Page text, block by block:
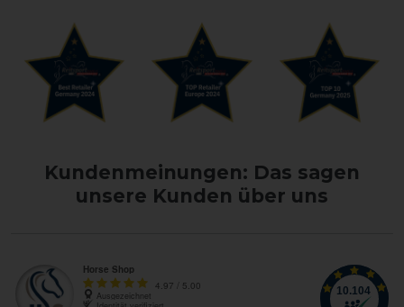
Kundenmeinungen: Das sagen
unsere Kunden über uns